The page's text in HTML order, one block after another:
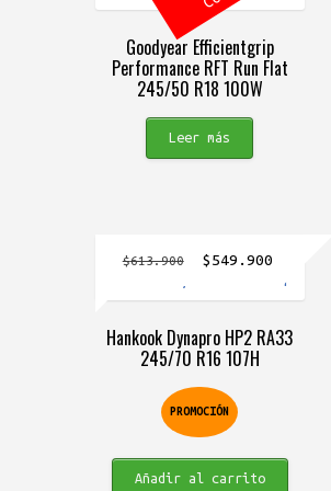
Goodyear Efficientgrip
Performance RFT Run Flat
245/50 R18 100W
Leer más
Hankook Dynapro HP2 RA33
245/70 R16 107H
PROMOCIÓN
$613.900
El
era:
$613.900.
$549.900
precio
es:
Añadir al carrito